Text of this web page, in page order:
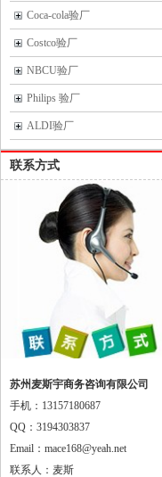
Coca-cola验厂
Costco验厂
NBCU验厂
Philips 验厂
ALDI验厂
联系方式
苏州麦斯宇商务咨询有限公司
手机：13157180687
QQ：3194303837
Email：mace168@yeah.net
联系人：麦斯